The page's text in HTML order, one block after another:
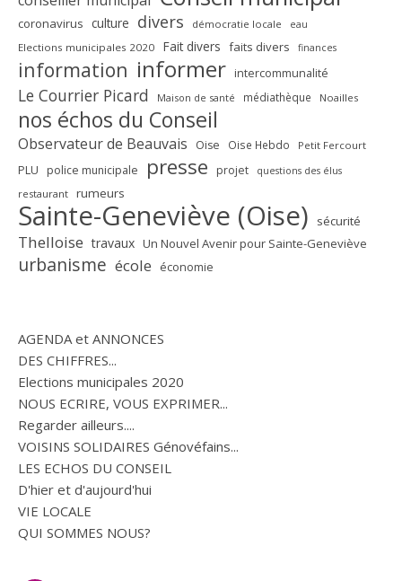
coronavirus culture divers démocratie locale eau
Elections municipales 2020 Fait divers faits divers finances
information informer intercommunalité
Le Courrier Picard Maison de santé médiathèque Noailles
nos échos du Conseil
Observateur de Beauvais Oise Oise Hebdo Petit Fercourt
PLU police municipale presse projet questions des élus
restaurant rumeurs
Sainte-Geneviève (Oise) sécurité
Thelloise travaux Un Nouvel Avenir pour Sainte-Geneviève
urbanisme école économie
AGENDA et ANNONCES
DES CHIFFRES...
Elections municipales 2020
NOUS ECRIRE, VOUS EXPRIMER...
Regarder ailleurs....
VOISINS SOLIDAIRES Génovéfains...
LES ECHOS DU CONSEIL
D'hier et d'aujourd'hui
VIE LOCALE
QUI SOMMES NOUS?